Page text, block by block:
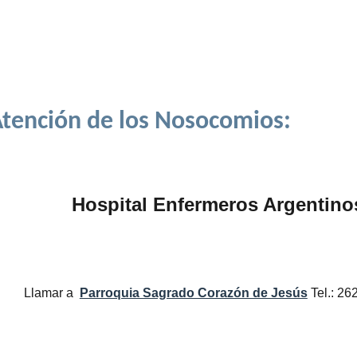
de los Nosocomios:
Hospital Enfermeros
Llamar a Parroquia Sagrado Corazón de Jesús Tel.: